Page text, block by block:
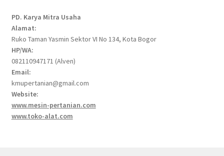
PD. Karya Mitra Usaha
Alamat:
Ruko Taman Yasmin Sektor VI No 134, Kota Bogor
HP/WA:
082110947171 (Alven)
Email:
kmupertanian@gmail.com
Website:
www.mesin-pertanian.com
www.toko-alat.com